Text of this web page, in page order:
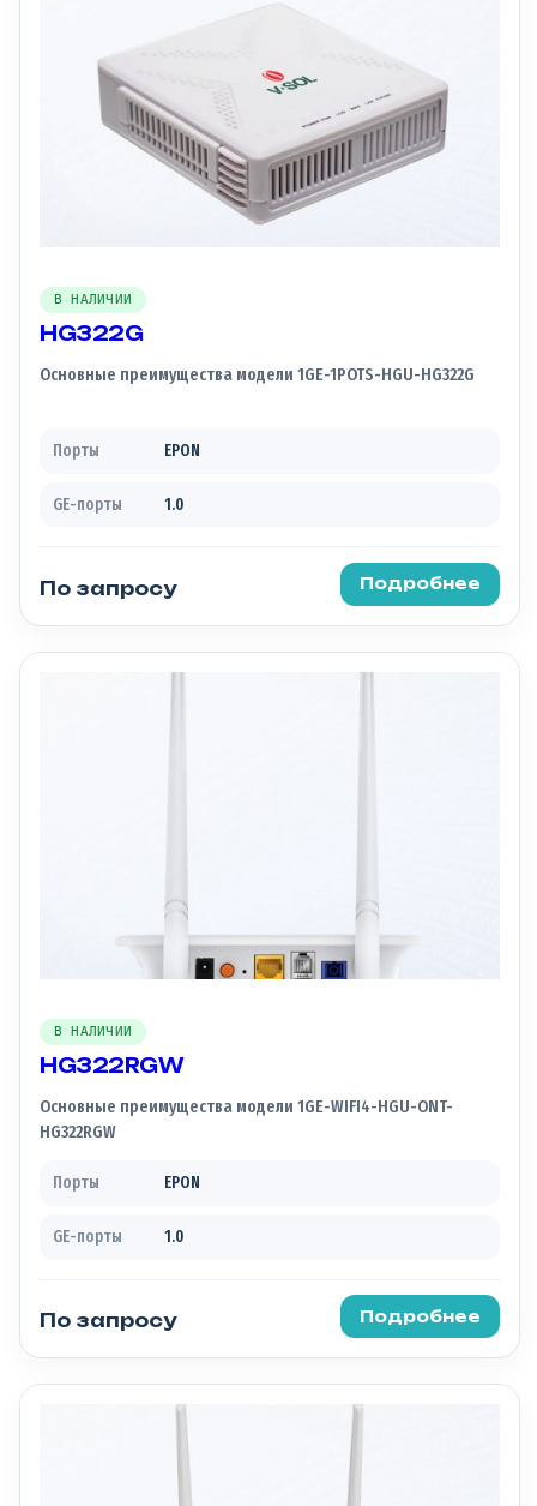
В НАЛИЧИИ
HG322G
Основные преимущества модели 1GE-1POTS-HGU-HG322G
Порты EPON
GE-порты 1.0
По запросу Подробнее
В НАЛИЧИИ
HG322RGW
Основные преимущества модели 1GE-WIFI4-HGU-ONT-
HG322RGW
Порты EPON
GE-порты 1.0
По запросу Подробнее